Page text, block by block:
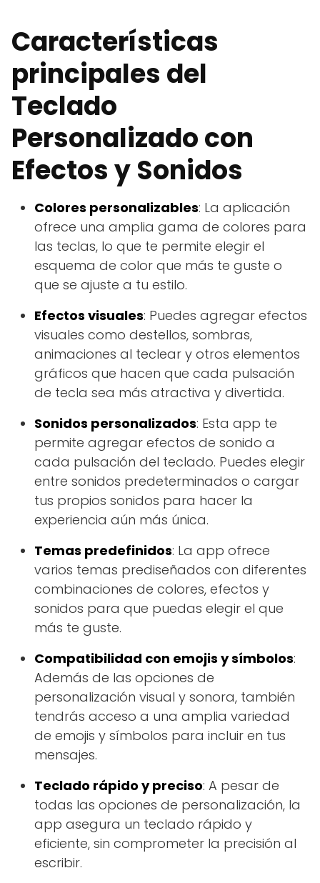
Características
principales del
Teclado
Personalizado con
Efectos y Sonidos
Colores personalizables: La aplicación
ofrece una amplia gama de colores para
las teclas, lo que te permite elegir el
esquema de color que más te guste o
que se ajuste a tu estilo.
Efectos visuales: Puedes agregar efectos
visuales como destellos, sombras,
animaciones al teclear y otros elementos
gráficos que hacen que cada pulsación
de tecla sea más atractiva y divertida.
Sonidos personalizados: Esta app te
permite agregar efectos de sonido a
cada pulsación del teclado. Puedes elegir
entre sonidos predeterminados o cargar
tus propios sonidos para hacer la
experiencia aún más única.
Temas predefinidos: La app ofrece
varios temas prediseñados con diferentes
combinaciones de colores, efectos y
sonidos para que puedas elegir el que
más te guste.
Compatibilidad con emojis y símbolos:
Además de las opciones de
personalización visual y sonora, también
tendrás acceso a una amplia variedad
de emojis y símbolos para incluir en tus
mensajes.
Teclado rápido y preciso: A pesar de
todas las opciones de personalización, la
app asegura un teclado rápido y
eficiente, sin comprometer la precisión al
escribir.